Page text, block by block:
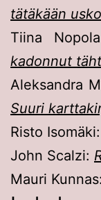
tätäkään
Tiina
kadonnut
Aleksandra
Suuri
Risto Isomäki:
John Scalzi:
Mauri Kunnas: